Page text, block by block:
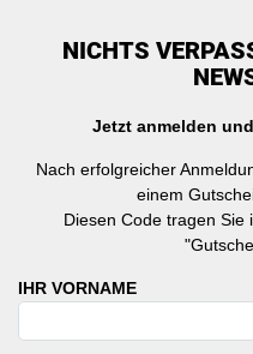
NICHTS
Jetzt anmelden
Nach erfolgreicher
einem
Diesen Code tragen Sie
IHR VORNAME